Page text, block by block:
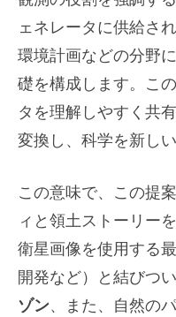
ェネレータに供給さ
環境計画などの分野
礎を構成します。こ
タを理解しやすく共
変換し、科学を新し
この意味で、この提
ィと領土ストーリー
衛星画像を使用する
開発など）と結びつ
ゾン、また、自然の